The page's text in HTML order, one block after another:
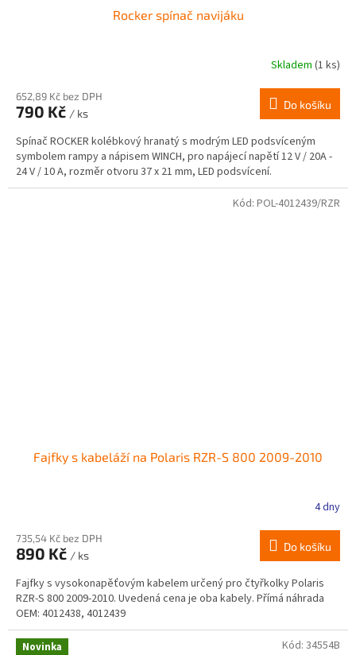
Rocker spínač navijáku
Skladem (1 ks)
652,89 Kč bez DPH
790 Kč / ks
Do košíku
Spínač ROCKER kolébkový hranatý s modrým LED podsvíceným
symbolem rampy a nápisem WINCH, pro napájecí napětí 12 V / 20A -
24 V / 10 A, rozměr otvoru 37 x 21 mm, LED podsvícení.
Fajfky s kabeláží na Polaris RZR-S 800 2009-2010
4 dny
735,54 Kč bez DPH
890 Kč / ks
Do košíku
Fajfky s vysokonapěťovým kabelem určený pro čtyřkolky Polaris
RZR-S 800 2009-2010. Uvedená cena je oba kabely. Přímá náhrada
OEM: 4012438, 4012439
Kód: POL-4012439/RZR
Novinka
Kód: 34554B